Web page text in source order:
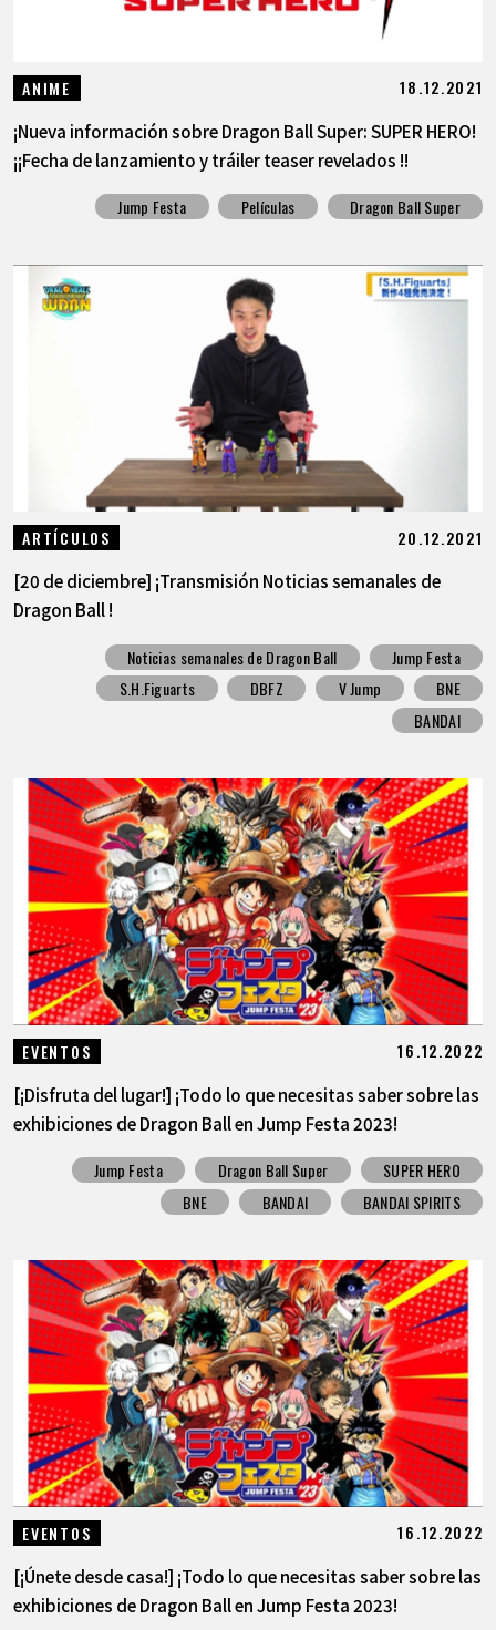
ANIME 18.12.2021
¡Nueva información sobre Dragon Ball Super: SUPER HERO!
¡¡Fecha de lanzamiento y tráiler teaser revelados !!
Jump Festa Películas Dragon Ball Super
ARTÍCULOS 20.12.2021
[20 de diciembre] ¡Transmisión Noticias semanales de
Dragon Ball !
Noticias semanales de Dragon Ball
Jump Festa
S.H.Figuarts
DBFZ V Jump
BNE
BANDAI
EVENTOS 16.12.2022
[¡Disfruta del lugar!] ¡Todo lo que necesitas saber sobre las
exhibiciones de Dragon Ball en Jump Festa 2023!
Jump Festa Dragon Ball Super
SUPER HERO
BNE
BANDAI BANDAI SPIRITS
EVENTOS 16.12.2022
[¡Únete desde casa!] ¡Todo lo que necesitas saber sobre las
exhibiciones de Dragon Ball en Jump Festa 2023!